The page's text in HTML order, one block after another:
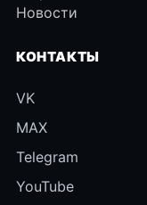
Новости
КОНТАКТЫ
VK
MAX
Telegram
YouTube